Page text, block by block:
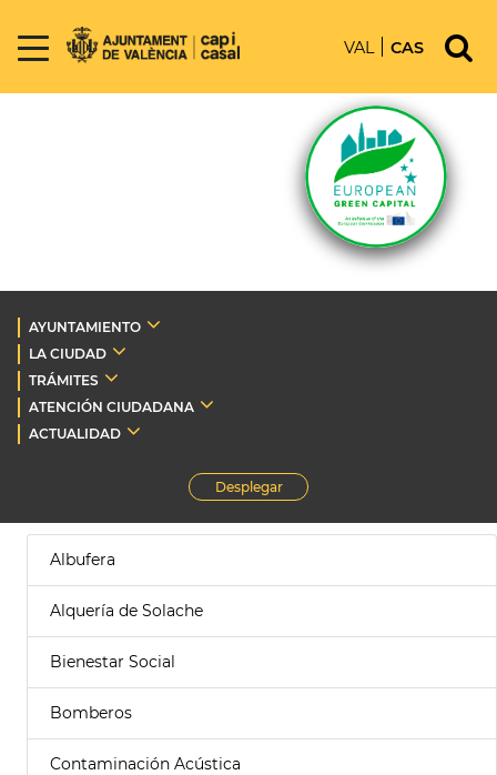
VAL CAS
AYUNTAMIENTO
LA CIUDAD
TRÁMITES
ATENCIÓN CIUDADANA
ACTUALIDAD
Desplegar
Albufera
Alquería de Solache
Bienestar Social
Bomberos
Contaminación Acústica